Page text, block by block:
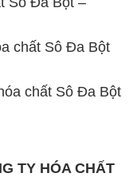
chất Sô Đa Bột
chất Sô Đa Bột
TY HÓA CHẤT